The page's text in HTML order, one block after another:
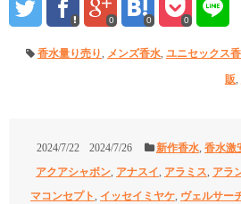
0 0 0
香水量り売り, メンズ香水, ユニセックス
販,
2024/7/22 2024/7/26 新作香水, 香水激
アクアシャボン, アナスイ, アラミス, アラ
マコンセプト, イッセイミヤケ, ヴェルサー